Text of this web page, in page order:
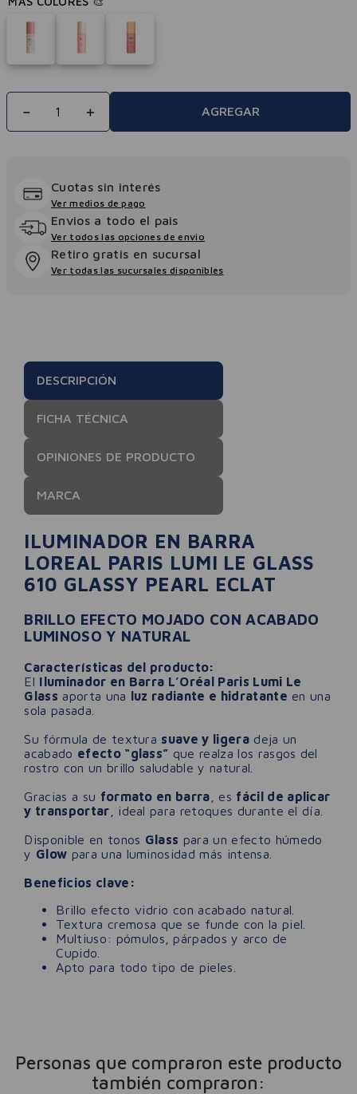
＋
－ AGREGAR
Cuotas sin interés
Ver medios de pago
Envios a todo el pais
Ver todos las opciones de envio
Retiro gratis en sucursal
Ver todas las sucursales disponibles
DESCRIPCIÓN
FICHA TÉCNICA
OPINIONES DE PRODUCTO
MARCA
ILUMINADOR EN BARRA
LOREAL PARIS LUMI LE GLASS
610 GLASSY PEARL ECLAT
BRILLO EFECTO MOJADO CON ACABADO
LUMINOSO Y NATURAL
Características del producto:
El Iluminador en Barra L’Oréal Paris Lumi Le
Glass aporta una luz radiante e hidratante en una
sola pasada.
Su fórmula de textura suave y ligeradeja un
acabado efecto “glass” que realza los rasgos del
rostro con un brillo saludable y natural.
Gracias a su formato en barra , es fácil de aplicar
y transportar , ideal para retoques durante el día.
Disponible en tonos Glass para un efecto húmedo
y Glow para una luminosidad más intensa.
Beneficios clave:
Brillo efecto vidrio con acabado natural.
Textura cremosa que se funde con la piel.
Multiuso: pómulos, párpados y arco de
Cupido.
Apto para todo tipo de pieles.
Personas que compraron este producto
también compraron: